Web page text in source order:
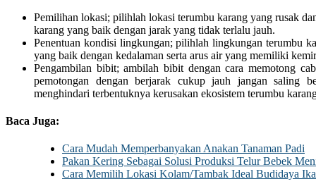
Pemilihan lokasi; pilihlah lokasi terumbu karang yang rusak
karang yang baik dengan jarak yang tidak terlalu jauh.
Penentuan kondisi lingkungan; pilihlah lingkungan terumbu
yang baik dengan kedalaman serta arus air yang memiliki
Pengambilan bibit; ambilah bibit dengan cara memotong
pemotongan dengan berjarak cukup jauh jangan saling
menghindari terbentuknya kerusakan ekosistem terumbu
Baca Juga:
Cara Mudah Memperbanyakan Anakan Tanaman Padi
Pakan Kering Sebagai Solusi Produksi Telur Bebek
Cara Memilih Lokasi Kolam/Tambak Ideal Budidaya